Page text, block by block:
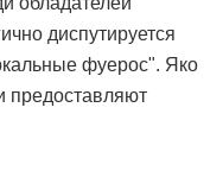
диспутируется
фуерос". Яко
предоставляют